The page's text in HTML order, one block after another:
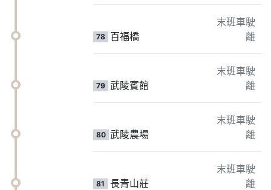
78 百福橋
末班車駛
離
79 武陵賓館
末班車駛
離
80 武陵農場
末班車駛
離
81 長青山莊
末班車駛
離